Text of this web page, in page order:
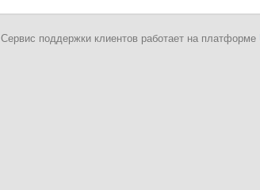
Сервис поддержки клиентов работает на платформе